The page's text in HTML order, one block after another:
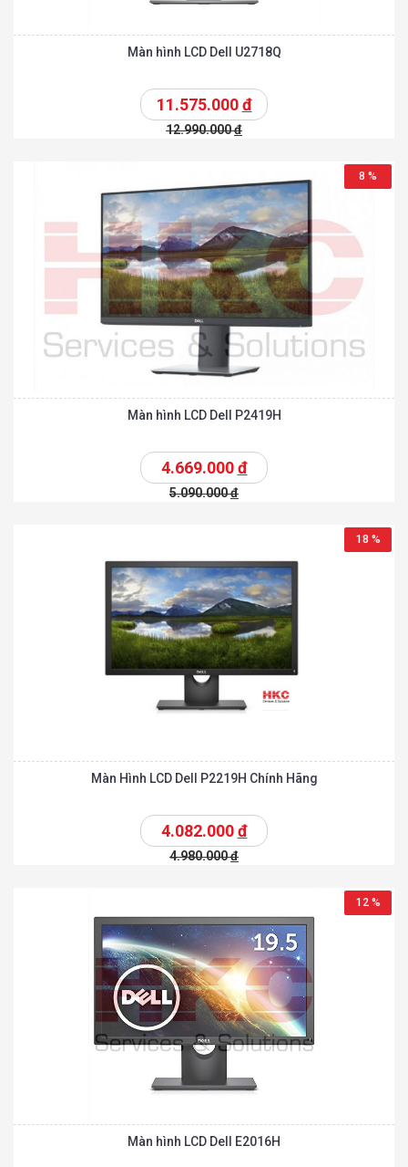
Màn hình LCD Dell U2718Q
11.575.000đ
12.990.000đ
8 %
Màn hình LCD Dell P2419H
4.669.000đ
5.090.000đ
18 %
Màn Hình LCD Dell P2219H Chính Hãng
4.082.000đ
4.980.000đ
12 %
Màn hình LCD Dell E2016H